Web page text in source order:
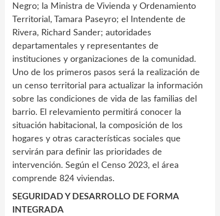
Negro; la Ministra de Vivienda y Ordenamiento
Territorial, Tamara Paseyro; el Intendente de
Rivera, Richard Sander; autoridades
departamentales y representantes de
instituciones y organizaciones de la comunidad.
Uno de los primeros pasos será la realización de
un censo territorial para actualizar la información
sobre las condiciones de vida de las familias del
barrio. El relevamiento permitirá conocer la
situación habitacional, la composición de los
hogares y otras características sociales que
servirán para definir las prioridades de
intervención. Según el Censo 2023, el área
comprende 824 viviendas.
SEGURIDAD Y DESARROLLO DE FORMA
INTEGRADA